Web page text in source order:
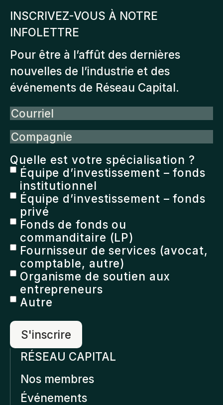
INSCRIVEZ-VOUS À NOTRE
INFOLETTRE
Pour être à l’affût des dernières
nouvelles de l’industrie et des
événements de Réseau Capital.
Courriel
Compagnie
Quelle est votre spécialisation ?
Équipe d’investissement – fonds
institutionnel
Équipe d’investissement – fonds
privé
Fonds de fonds ou
commanditaire (LP)
Fournisseur de services (avocat,
comptable, autre)
Organisme de soutien aux
entrepreneurs
Autre
RÉSEAU CAPITAL
Nos membres
Événements